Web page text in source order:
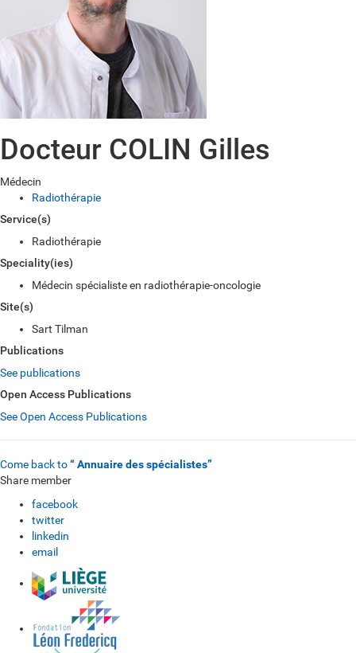
Docteur COLIN Gilles
Médecin
Radiothérapie
Service(s)
Radiothérapie
Speciality(ies)
Médecin spécialiste en radiothérapie-oncologie
Site(s)
Sart Tilman
Publications
See publications
Open Access Publications
See Open Access Publications
Come back to“ Annuaire des spécialistes”
Share member
facebook
twitter
linkedin
email